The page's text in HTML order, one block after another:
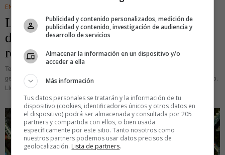
ENTRETENIMIENTO
Le hacen una colonoscopia y
despierta de la anestesia con un tanga
rosa
Te despiertas de una colonoscopia, una prueba que necesita sedación
general, y de repente el mundo es de color de rosa cuando miras hacia abajo.
Llevas un tanga rosa y no encuentras
Publicidad y contenido personalizados, medición de
publicidad y contenido, investigación de audiencia y
desarrollo de servicios
Almacenar la información en un dispositivo y/o
acceder a ella
Más información
Tus datos personales se tratarán y la información de tu
dispositivo (cookies, identificadores únicos y otros datos en
el dispositivo) podrá ser almacenada y consultada por 205
partners y compartida con ellos, o bien usada
específicamente por este sitio. Tanto nosotros como
nuestros partners podemos usar datos precisos de
geolocalización. Lista de partners.